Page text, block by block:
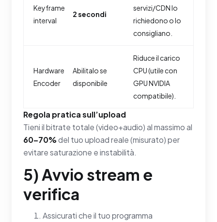
Keyframe
interval
2 secondi
servizi/CDN lo
richiedono o lo
consigliano.
Hardware
Encoder
Abilitalo se
disponibile
Riduce il carico
CPU (utile con
GPU NVIDIA
compatibile).
Regola pratica sull’upload
Tieni il bitrate totale (video+audio) al massimo al
60–70%del tuo upload reale (misurato) per
evitare saturazione e instabilità.
5) Avvio stream e
verifica
Assicurati che il tuo programma